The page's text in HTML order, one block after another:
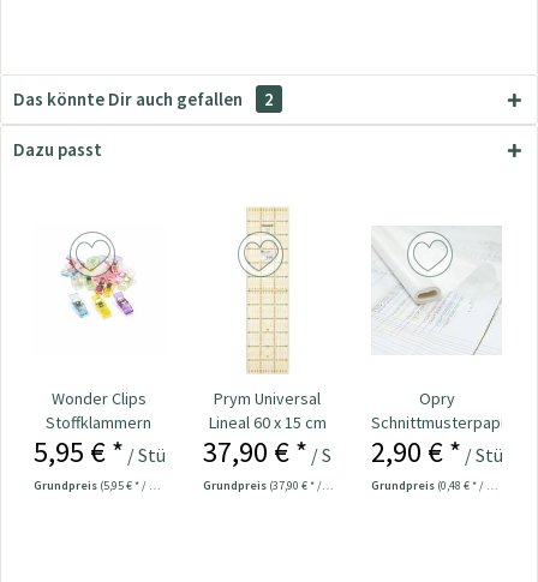
Das könnte Dir auch gefallen 2
Dazu passt
Wonder Clips
Stoffklammern
klein - 20 Stück
5,95 € * / Stück
Grundpreis (5,95 € * / 1 Stück)
Prym Universal
Lineal 60 x 15 cm
37,90 € * / Stück
Grundpreis (37,90 € * / 1 Stück)
Opry
Schnittmusterpapier
- Seidenpapier...
2,90 € * / Stück
Grundpreis (0,48 € * / 1 m²)